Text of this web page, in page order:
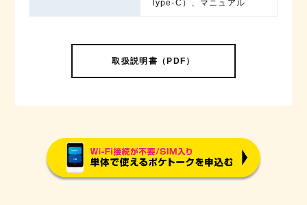
Type-C）、マニュアル
取扱説明書（PDF）